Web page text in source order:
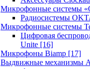
Микрофонные системы
Радиосистемы
Микрофонные системы
Цифровая
Unite [16]
Микрофоны Biamp [17]
Выдвижные механизмы